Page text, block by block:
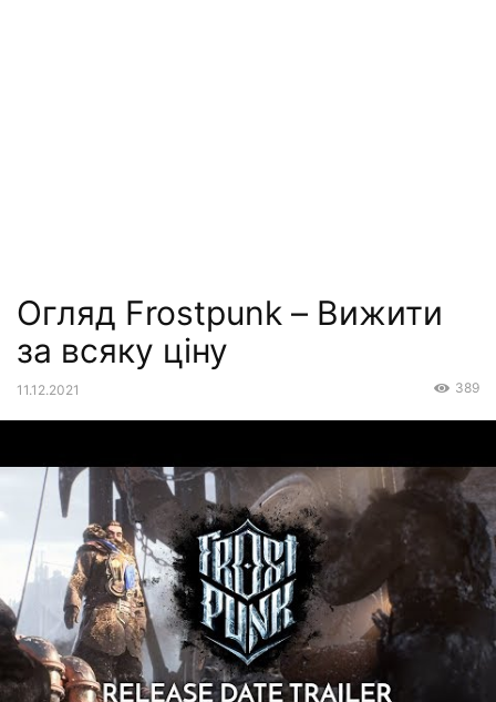
Огляд Frostpunk – Вижити
за всяку ціну
11.12.2021 389